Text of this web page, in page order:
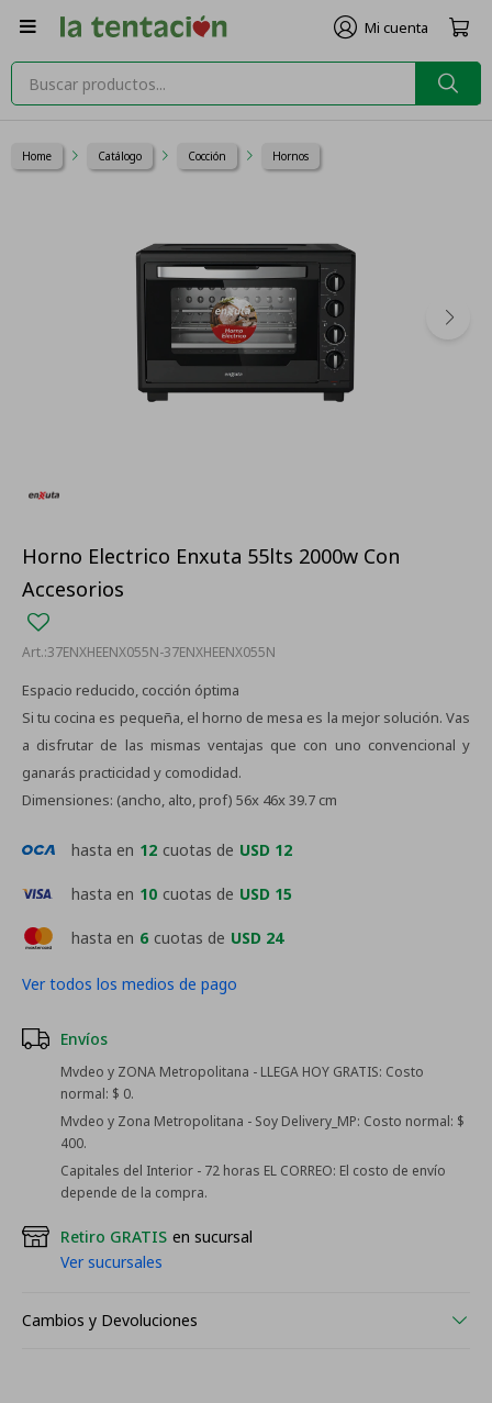

Home Catálogo Cocción Hornos
Horno Electrico Enxuta 55lts 2000w Con
Accesorios
37ENXHEENX055N-37ENXHEENX055N
Espacio reducido, cocción óptima
Si tu cocina es pequeña, el horno de mesa es la mejor solución. Vas
a disfrutar de las mismas ventajas que con uno convencional y
ganarás practicidad y comodidad.
Dimensiones: (ancho, alto, prof) 56x 46x 39.7 cm
hasta en 6 cuotas de USD 24
hasta en 12 cuotas de USD 12
hasta en 10 cuotas de USD 15
Ver todos los medios de pago
Envíos
Mvdeo y ZONA Metropolitana - LLEGA HOY GRATIS: Costo
normal: $ 0.
Mvdeo y Zona Metropolitana - Soy Delivery_MP: Costo normal: $
400.
Capitales del Interior - 72 horas EL CORREO: El costo de envío
depende de la compra.
Retiro GRATIS en sucursal
Ver sucursales
Cambios y Devoluciones